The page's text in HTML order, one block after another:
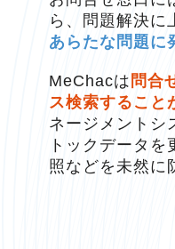
ら、問題解決に
あらたな問題に
MeChacは 問合
ス検索すること
ネージメントシ
トックデータ
照などを未然に